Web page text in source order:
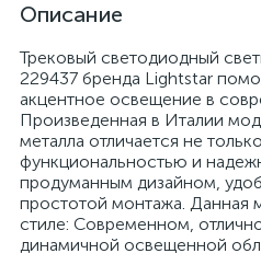
Описание
Трековый светодиодный
229437 бренда Lightstar
акцентное освещение в
Произведенная в Италии
металла отличается не
функциональностью и
продуманным дизайном,
простотой монтажа. Данная
стиле: Современном,
динамичной освещенной